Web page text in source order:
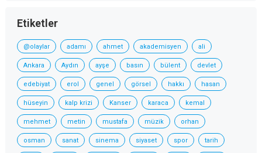
Etiketler
@olaylar adamı ahmet akademisyen ali
Ankara Aydın ayşe basın bülent devlet
edebiyat erol genel görsel hakkı hasan
hüseyin kalp krizi Kanser karaca kemal
mehmet metin mustafa müzik orhan
osman sanat sinema siyaset spor tarih